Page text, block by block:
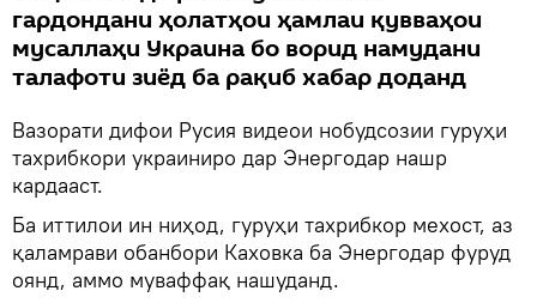
гардондани ҳолатҳои ҳамлаи қувваҳои
мусаллаҳи Украина бо ворид намудани
талафоти зиёд ба рақиб хабар доданд
Вазорати дифои Русия видеои нобудсозии гуруҳи
тахрибкори украиниро дар Энергодар нашр
кардааст.
Ба иттилои ин ниҳод, гуруҳи тахрибкор мехост, аз
қаламрави обанбори Каховка ба Энергодар фуруд
оянд, аммо муваффақ нашуданд.